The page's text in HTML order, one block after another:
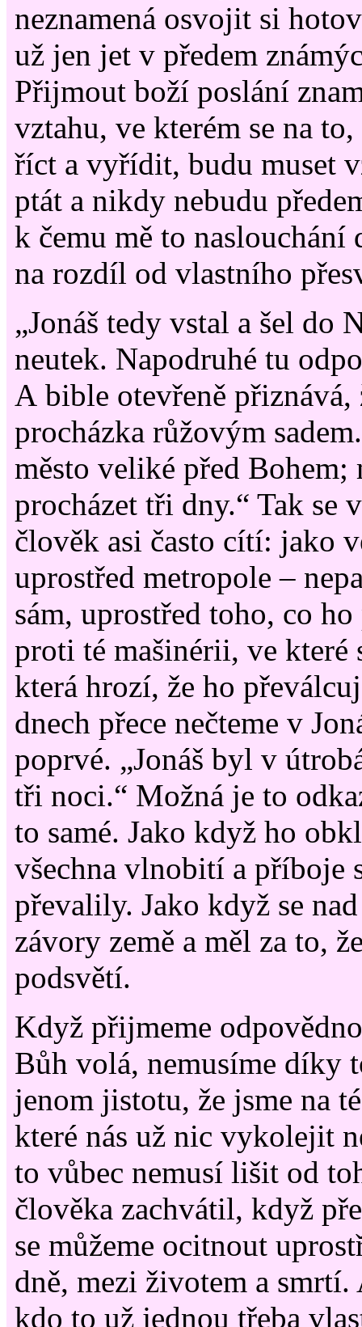
neznamená osvojit si
už jen jet v předem
Přijmout boží poslání
vztahu, ve kterém se na
říct a vyřídit, budu muset
ptát a nikdy nebudu
k čemu mě to naslouchání
na rozdíl od vlastního
„Jonáš tedy vstal a šel do
neutek. Napodruhé tu
A bible otevřeně přiznává,
procházka růžovým
město veliké před Bohem;
procházet tři dny.“ Tak se
člověk asi často cítí: jako
uprostřed metropole –
sám, uprostřed toho, co ho
proti té mašinérii, ve které
která hrozí, že ho
dnech přece nečteme v
poprvé. „Jonáš byl v
tři noci.“ Možná je to
to samé. Jako když ho
všechna vlnobití a příboje
převalily. Jako když se
závory země a měl za to,
podsvětí.
Když přijmeme
Bůh volá, nemusíme díky
jenom jistotu, že jsme na
které nás už nic vykolejit
to vůbec nemusí lišit od
člověka zachvátil, když
se můžeme ocitnout
dně, mezi životem a smrtí.
kdo to už jednou třeba